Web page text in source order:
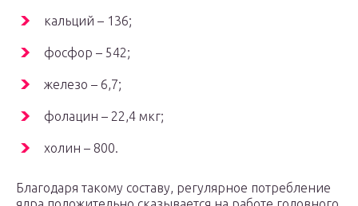
кальций – 136;
фосфор – 542;
железо – 6,7;
фолацин – 22,4 мкг;
холин – 800.
Благодаря такому составу, регулярное потребление